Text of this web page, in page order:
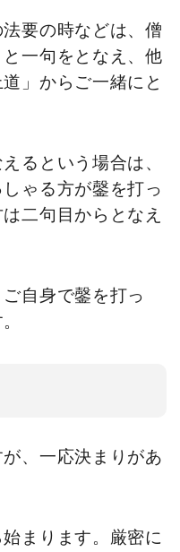
要の時などは、僧
一句をとなえ、他
」からご一緒にと
るという場合は、
ゃる方が鏧を打っ
二句目からとなえ
自身で鏧を打っ
が、一応決まりがあ
始まります。厳密に